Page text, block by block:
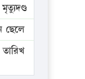
ছেলে